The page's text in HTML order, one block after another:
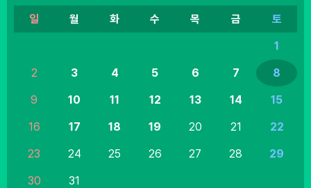
일 월 화 수 목 금 토
1
2 3 4 5 6 7 8
9 10 11 12 13 14 15
16 17 18 19 20 21 22
23 24 25 26 27 28 29
30 31